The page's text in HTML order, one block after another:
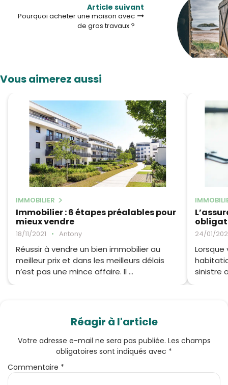
Article suivant
Pourquoi acheter une maison avec
de gros travaux ?
Vous aimerez aussi
IMMOBILIER
Immobilier : 6 étapes préalables pour
mieux vendre
18/11/2021 • Antony
Réussir à vendre un bien immobilier au
meilleur prix et dans les meilleurs délais
n’est pas une mince affaire. Il ...
24/01/
Lorsque
sinistre
Réagir à l'article
Votre adresse e-mail ne sera pas publiée. Les champs
obligatoires sont indiqués avec *
Commentaire *